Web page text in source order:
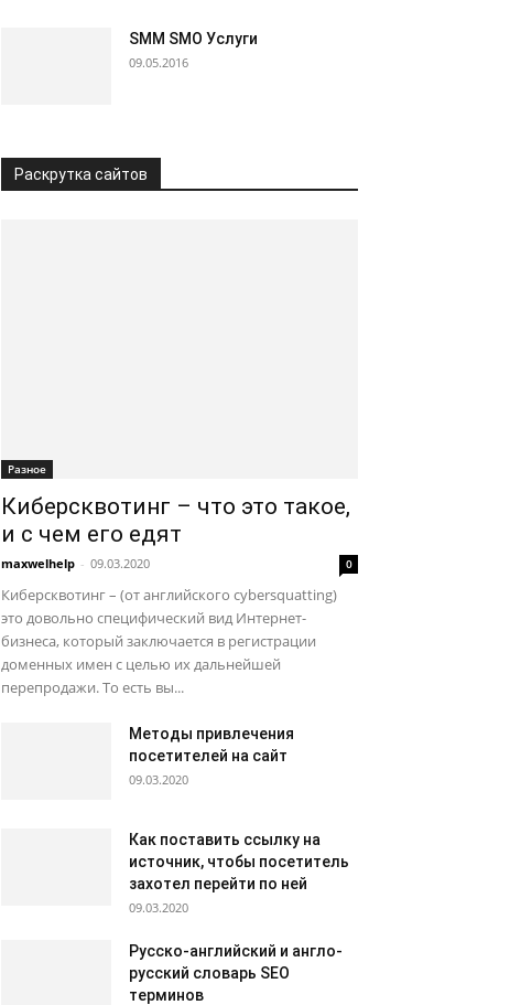
SMM SMO Услуги
09.05.2016
Раскрутка сайтов
Разное
Киберсквотинг – что это такое,
и с чем его едят
maxwelhelp - 09.03.2020 0
Киберсквотинг – (от английского cybersquatting)
это довольно специфический вид Интернет-
бизнеса, который заключается в регистрации
доменных имен с целью их дальнейшей
перепродажи. То есть вы...
Методы привлечения
посетителей на сайт
09.03.2020
Как поставить ссылку на
источник, чтобы посетитель
захотел перейти по ней
09.03.2020
Русско-английский и англо-
русский словарь SEO
терминов